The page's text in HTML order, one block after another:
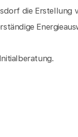
die Erstellung